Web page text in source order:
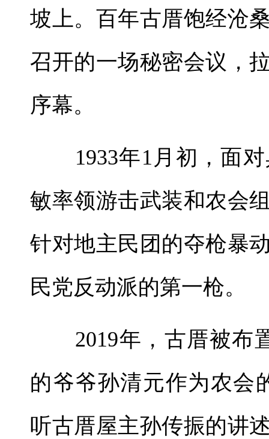
坡上。百年古厝饱经沧
召开的一场秘密会议，
序幕。
1933年1月初，面对
敏率领游击武装和农会
针对地主民团的夺枪暴
民党反动派的第一枪。
2019年，古厝被布
的爷爷孙清元作为农
听古厝屋主孙传振的讲